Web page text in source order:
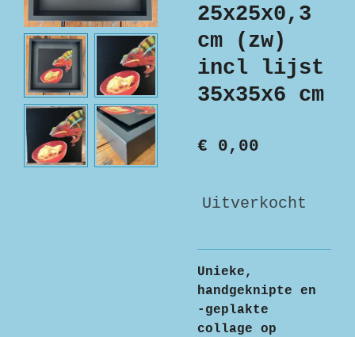
25x25x0,3
cm (zw)
incl lijst
35x35x6 cm
€ 0,00
Uitverkocht
Unieke,
handgeknipte en
-geplakte
collage op